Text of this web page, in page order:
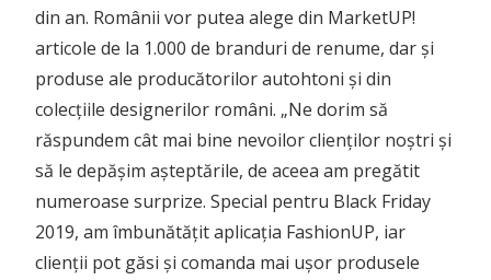
din an. Românii vor putea alege din MarketUP!
articole de la 1.000 de branduri de renume, dar și
produse ale producătorilor autohtoni și din
colecțiile designerilor români. „Ne dorim să
răspundem cât mai bine nevoilor clienților noștri și
să le depășim așteptările, de aceea am pregătit
numeroase surprize. Special pentru Black Friday
2019, am îmbunătățit aplicația FashionUP, iar
clienții pot găsi și comanda mai ușor produsele